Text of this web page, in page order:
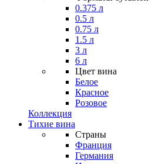
0.375 л
0.5 л
0.75 л
1.5 л
3 л
6 л
Цвет вина
Белое
Красное
Розовое
Коллекция
Тихие вина
Страны
Франция
Германия